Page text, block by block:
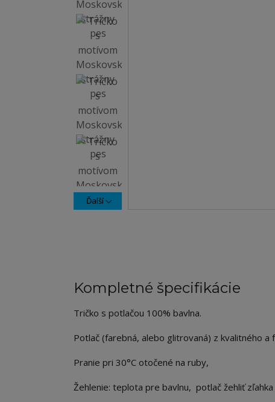
Ďalší
Kompletné špecifikácie
Tričko s potlačou 100% bavlna.
Potlač (farebná, alebo glitrovaná) z kvalitného a
Pranie pri 30°C otočené na ruby,
Žehlenie: teplota pre bavlnu, potlač žehliť